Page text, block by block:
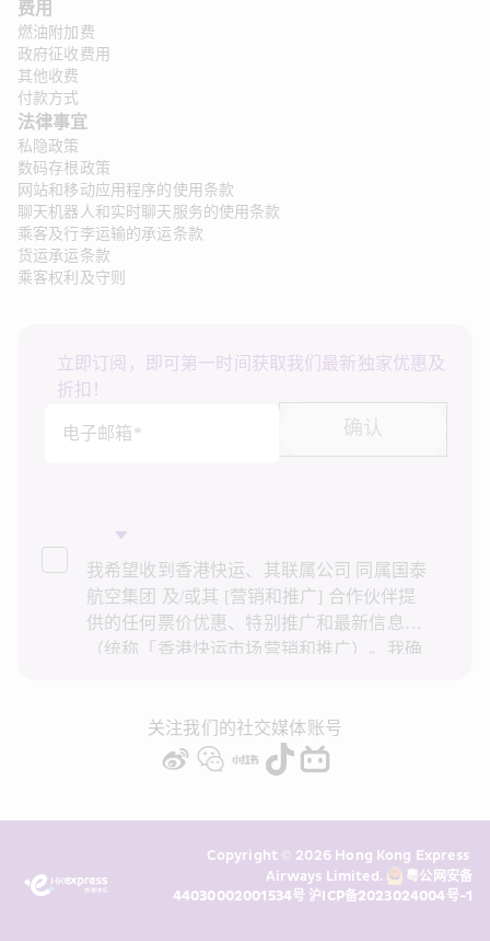
费用
燃油附加费
政府征收费用
其他收费
付款方式
法律事宜
私隐政策
数码存根政策
网站和移动应用程序的使用条款
聊天机器人和实时聊天服务的使用条款
乘客及行李运输的承运条款
货运承运条款
乘客权利及守则
立即订阅，即可第一时间获取我们最新独家优惠及
折扣！
电子邮箱*
确认
我希望收到香港快运、其联属公司 同属国泰
航空集团 及/或其 [营销和推广] 合作伙伴提
供的任何票价优惠、特别推广和最新信息
（统称「香港快运市场营销和推广）。我确
务历史记录进行直接市场营销和推广。我知
悉在未经我的同意下，香港快运不会使用我
的个人资料作直接营销和推广用途。详情请
关注我们的社交媒体账号
Copyright © 2026 Hong Kong Express
Airways Limited.
粤公网安备
44030002001534号 沪ICP备2023024004号-1